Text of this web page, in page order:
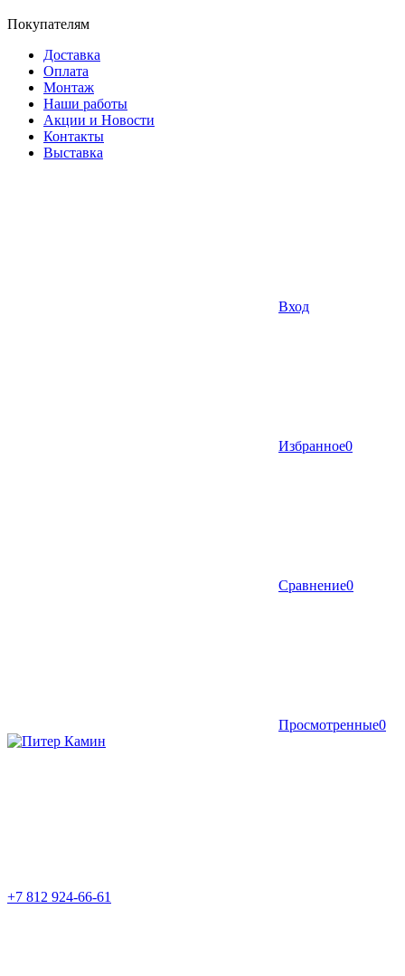
Покупателям
Доставка
Оплата
Монтаж
Наши работы
Акции и Новости
Контакты
Выставка
Вход
Избранное0
Сравнение0
Просмотренные0
+7 812 924-66-61